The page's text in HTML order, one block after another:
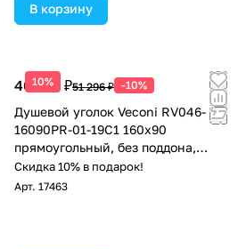
В корзину
10%
46 166 ₽51 296 ₽ -10%
Душевой уголок Veconi RV046-
16090PR-01-19C1 160х90
прямоугольный, без поддона,
прозрачное стекло, хром
Скидка 10% в подарок!
Арт. 17463